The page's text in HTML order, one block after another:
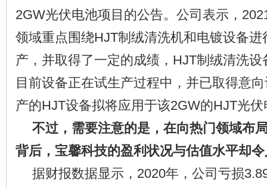
2GW光伏电池项目的公告。公司表示，
领域重点围绕HJT制绒清洗机和电镀设备
产，并取得了一定的成绩，HJT制绒清洗
目前设备正在试生产过程中，并已取得意
产的HJT设备拟将应用于该2GW的HJT光
不过，需要注意的是，在向热门领域布
背后，宝馨科技的盈利状况与估值水平却
据财报数据显示，2020年，公司亏损